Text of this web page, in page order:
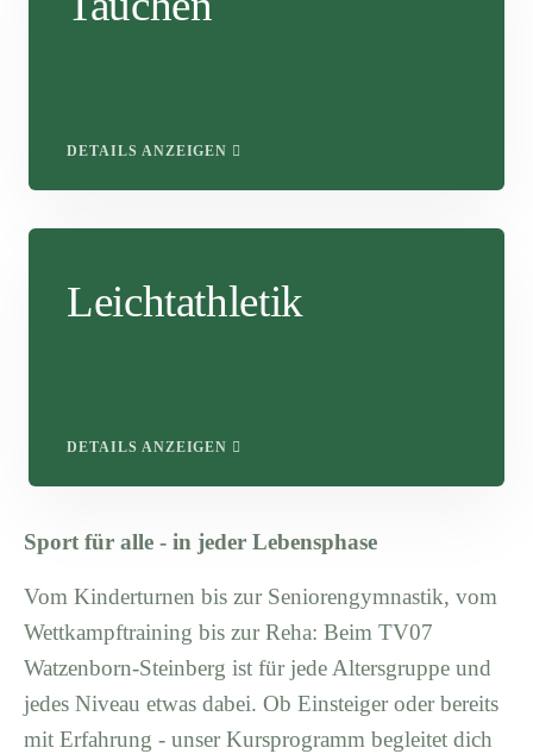
DETAILS ANZEIGEN
Leichtathletik
DETAILS ANZEIGEN
Sport für alle - in jeder Lebensphase
Vom Kinderturnen bis zur Seniorengymnastik, vom
Wettkampftraining bis zur Reha: Beim TV07
Watzenborn-Steinberg ist für jede Altersgruppe und
jedes Niveau etwas dabei. Ob Einsteiger oder bereits
mit Erfahrung - unser Kursprogramm begleitet dich